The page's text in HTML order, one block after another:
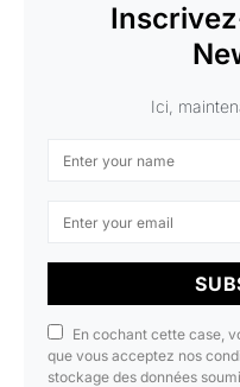
Ici,
En cochant cette case,
que vous acceptez nos
stockage des données